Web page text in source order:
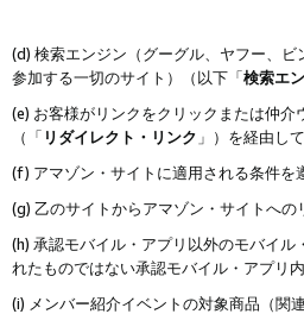
(d) 検索エンジン（グーグル、ヤフー、
参加する一切のサイト）（以下「検索エ
(e) お客様がリンクをクリックまたは仲
（「 リダイレクト・リンク 」）を経由し
(f) アマゾン・サイトに適用される条件を
(g) 乙のサイトからアマゾン・サイトへ
(h) 承認モバイル・アプリ以外のモバイ
れたものではない承認モバイル・アプリ
(i) メンバー紹介イベントの対象商品（関